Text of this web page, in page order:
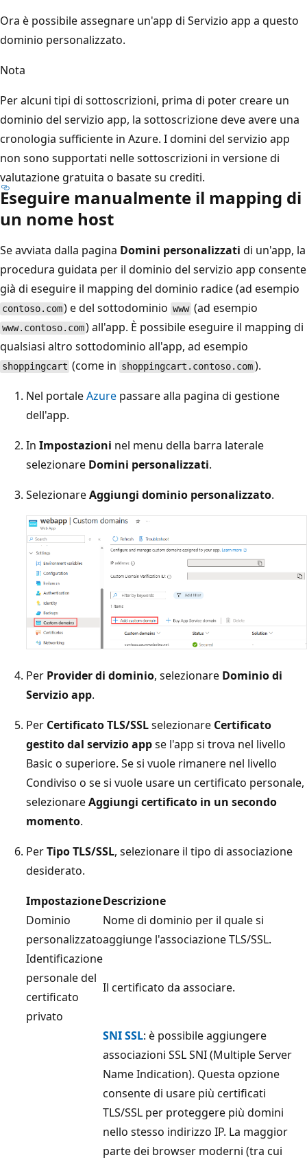
Ora è possibile assegnare un'app di Servizio app a questo
dominio personalizzato.
Nota
Per alcuni tipi di sottoscrizioni, prima di poter creare un
dominio del servizio app, la sottoscrizione deve avere una
cronologia sufficiente in Azure. I domini del servizio app
non sono supportati nelle sottoscrizioni in versione di
valutazione gratuita o basate su crediti.
Eseguire manualmente il mapping di
un nome host
Se avviata dalla pagina Domini personalizzati di un'app, la
procedura guidata per il dominio del servizio app consente
già di eseguire il mapping del dominio radice (ad esempio
contoso.com) e del sottodominiowww(ad esempio
www.contoso.com) all'app. È possibile eseguire il mapping di
qualsiasi altro sottodominio all'app, ad esempio
shoppingcart (come in shoppingcart.contoso.com).
Nel portaleAzure passare alla pagina di gestione
dell'app.
In Impostazioni nel menu della barra laterale
selezionare Domini personalizzati.
SelezionareAggiungi dominio personalizzato.
Per Provider di dominio, selezionare Dominio di
Servizio app.
Per Certificato TLS/SSLselezionare Certificato
gestito dal servizio appse l'app si trova nel livello
Basic o superiore. Se si vuole rimanere nel livello
Condiviso o se si vuole usare un certificato personale,
selezionareAggiungi certificato in un secondo
momento.
PerTipo TLS/SSL, selezionare il tipo di associazione
desiderato.
ImpostazioneDescrizione
Dominio
personalizzato
Nome di dominio per il quale si
aggiunge l'associazione TLS/SSL.
Identificazione
personale del
certificato
privato
Il certificato da associare.
SNI SSL: è possibile aggiungere
associazioni SSL SNI (Multiple Server
Name Indication). Questa opzione
consente di usare più certificati
TLS/SSL per proteggere più domini
nello stesso indirizzo IP. La maggior
parte dei browser moderni (tra cui